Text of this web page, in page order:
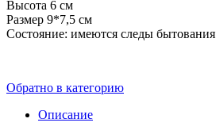
Высота 6 см
Размер 9*7,5 см
Состояние: имеются следы бытования
Обратно в категорию
Описание